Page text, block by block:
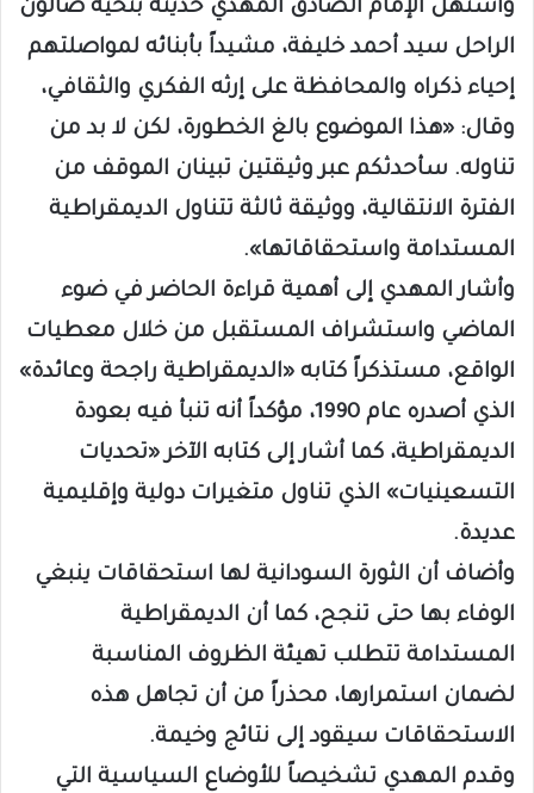
واستهل الإمام الصادق المهدي حديثه بتحية صالون
الراحل سيد أحمد خليفة، مشيداً بأبنائه لمواصلتهم
إحياء ذكراه والمحافظة على إرثه الفكري والثقافي،
وقال: «هذا الموضوع بالغ الخطورة، لكن لا بد من
تناوله. سأحدثكم عبر وثيقتين تبينان الموقف من
الفترة الانتقالية، ووثيقة ثالثة تتناول الديمقراطية
المستدامة واستحقاقاتها».
وأشار المهدي إلى أهمية قراءة الحاضر في ضوء
الماضي واستشراف المستقبل من خلال معطيات
الواقع، مستذكراً كتابه «الديمقراطية راجحة وعائدة»
الذي أصدره عام 1990، مؤكداً أنه تنبأ فيه بعودة
الديمقراطية، كما أشار إلى كتابه الآخر «تحديات
التسعينيات» الذي تناول متغيرات دولية وإقليمية
عديدة.
وأضاف أن الثورة السودانية لها استحقاقات ينبغي
الوفاء بها حتى تنجح، كما أن الديمقراطية
المستدامة تتطلب تهيئة الظروف المناسبة
لضمان استمرارها، محذراً من أن تجاهل هذه
الاستحقاقات سيقود إلى نتائج وخيمة.
وقدم المهدي تشخيصاً للأوضاع السياسية التي